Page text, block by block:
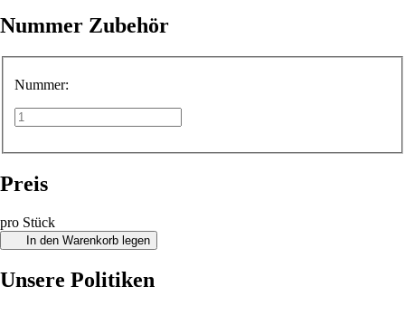
Nummer Zubehör
Nummer:
Preis
pro Stück
In den Warenkorb legen
Unsere Politiken